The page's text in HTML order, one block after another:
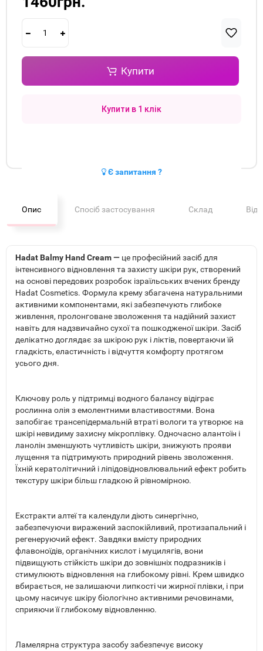
Купити
Купити в 1 клік
Є запитання ?
Опис Спосіб застосування Склад
Hadat Balmy Hand Cream — це професійний засіб для
інтенсивного відновлення та захисту шкіри рук, створений
на основі передових розробок ізраїльських вчених бренду
Hadat Cosmetics. Формула крему збагачена натуральними
активними компонентами, які забезпечують глибоке
живлення, пролонговане зволоження та надійний захист
навіть для надзвичайно сухої та пошкодженої шкіри. Засіб
делікатно доглядає за шкірою рук і ліктів, повертаючи їй
гладкість, еластичність і відчуття комфорту протягом
усього дня.
Ключову роль у підтримці водного балансу відіграє
рослинна олія з емолентними властивостями. Вона
запобігає трансепідермальній втраті вологи та утворює на
шкірі невидиму захисну мікроплівку. Одночасно алантоїн і
ланолін зменшують чутливість шкіри, знижують прояви
лущення та підтримують природний рівень зволоження.
Їхній кератолітичний і ліпідовідновлювальний ефект робить
текстуру шкіри більш гладкою й рівномірною.
Екстракти алтеї та календули діють синергічно,
забезпечуючи виражений заспокійливий, протизапальний і
регенеруючий ефект. Завдяки вмісту природних
флавоноїдів, органічних кислот і муцилягів, вони
підвищують стійкість шкіри до зовнішніх подразників і
стимулюють відновлення на глибокому рівні. Крем швидко
вбирається, не залишаючи липкості чи жирної плівки, і при
цьому насичує шкіру біологічно активними речовинами,
сприяючи її глибокому відновленню.
Ламелярна структура засобу забезпечує високу